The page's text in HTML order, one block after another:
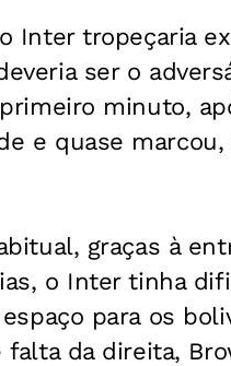
Inter tropeçaria
ser o
minuto,
e quase
graças à
o Inter tinha
para os
da direita,